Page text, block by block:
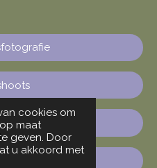
cookies om
maat
geven. Door
u akkoord met